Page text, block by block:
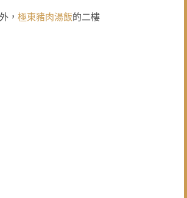
， 極東豬肉湯飯的二樓